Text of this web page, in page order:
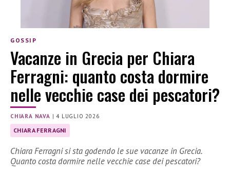
GOSSIP
Vacanze in Grecia per Chiara
Ferragni: quanto costa dormire
nelle vecchie case dei pescatori?
CHIARA NAVA |4 LUGLIO 2026
CHIARA FERRAGNI
Chiara Ferragni si sta godendo le sue vacanze in Grecia.
Quanto costa dormire nelle vecchie case dei pescatori?